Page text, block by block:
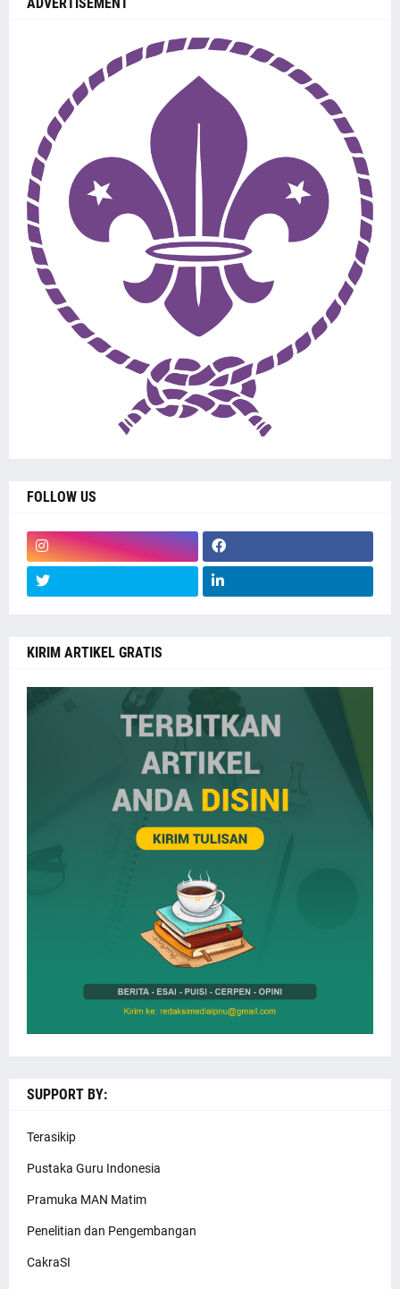
ADVERTISEMENT
FOLLOW US
KIRIM ARTIKEL GRATIS
SUPPORT BY:
Terasikip
Pustaka Guru Indonesia
Pramuka MAN Matim
Penelitian dan Pengembangan
CakraSI